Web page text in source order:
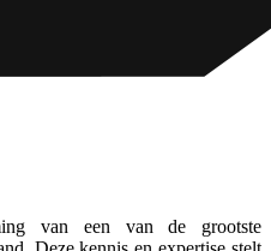
van een van de grootste